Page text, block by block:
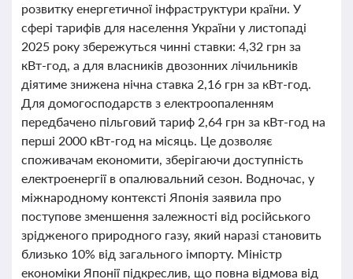
розвитку енергетичної інфраструктури країни. У
сфері тарифів для населення України у листопаді
2025 року збережуться чинні ставки: 4,32 грн за
кВт-год, а для власників двозонних лічильників
діятиме знижена нічна ставка 2,16 грн за кВт-год.
Для домогосподарств з електроопаленням
передбачено пільговий тариф 2,64 грн за кВт-год на
перші 2000 кВт-год на місяць. Це дозволяє
споживачам економити, зберігаючи доступність
електроенергії в опалювальний сезон. Водночас, у
міжнародному контексті Японія заявила про
поступове зменшення залежності від російського
зрідженого природного газу, який наразі становить
близько 10% від загального імпорту. Міністр
економіки Японії підкреслив, що повна відмова від